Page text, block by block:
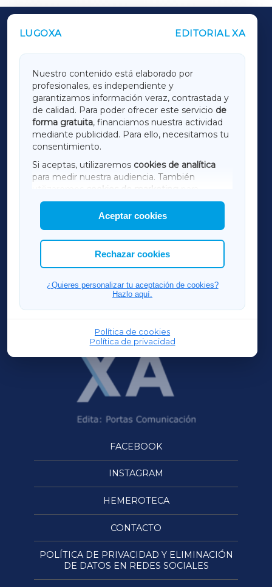
LUGOXA EDITORIAL XA
Nuestro contenido está elaborado por
profesionales, es independiente y
garantizamos información veraz, contrastada y
de calidad. Para poder ofrecer este servicio de
forma gratuita, financiamos nuestra actividad
mediante publicidad. Para ello, necesitamos tu
consentimiento.
Si aceptas, utilizaremos cookies de analítica
para medir nuestra audiencia. También
utilizaremos
cookies de marketing
mostrar publicidad de terceros.
Asimismo, puedes personalizar la elección de
las cookies que deseas permitir.
Aceptar cookies
Rechazar cookies
¿Quieres personalizar tu aceptación de cookies?
Hazlo aquí.
Política de cookies
Política de privacidad
OUTROS PERIÓDICOS
LUGOXA
TERRACHAXA
AMARIÑAXA
RIBEIRASACRAXA
ACORUÑAXA
FERROLXA
OURENSEXA
FACEBOOK
INSTAGRAM
HEMEROTECA
CONTACTO
POLÍTICA DE PRIVACIDAD Y ELIMINACIÓN
DE DATOS EN REDES SOCIALES